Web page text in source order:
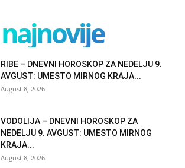
najnovije
RIBE – DNEVNI HOROSKOP ZA NEDELJU 9.
AVGUST: UMESTO MIRNOG KRAJA...
August 8, 2026
VODOLIJA – DNEVNI HOROSKOP ZA
NEDELJU 9. AVGUST: UMESTO MIRNOG
KRAJA...
August 8, 2026